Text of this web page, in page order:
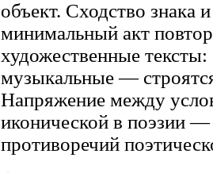
объект. Сходство знака
минимальный акт
художественные
музыкальные —
Напряжение между
иконической в поэзии
противоречий